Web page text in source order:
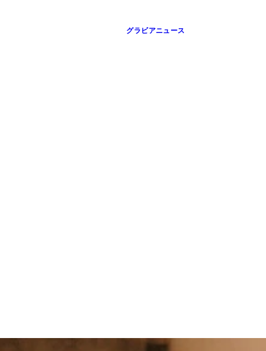
グラビアニュース